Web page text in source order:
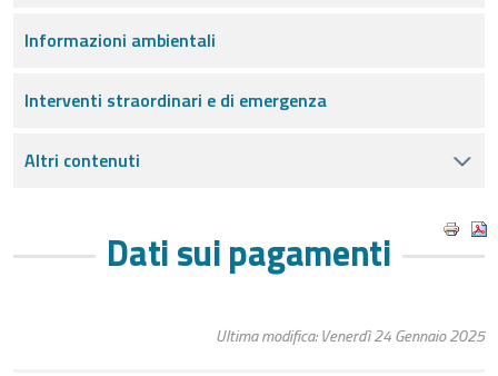
Informazioni ambientali
Interventi straordinari e di emergenza
Altri contenuti
Dati sui pagamenti
Ultima modifica: Venerdì 24 Gennaio 2025